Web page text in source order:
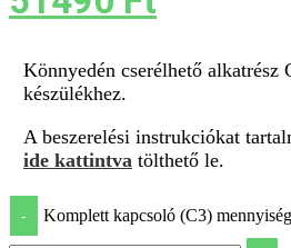
Könnyedén cserélhető
készülékhez.
A beszerelési instrukciókat
ide kattintvatölthető le.
- Komplett kapcsoló (C3) mennyiség